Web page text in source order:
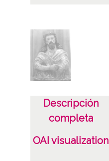
Tipo de imagen:
Plata;
Fecha
19500101
19601231
Descripción
completa
OAI visualization